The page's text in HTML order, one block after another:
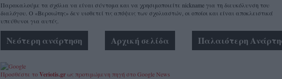
Παρακαλούμε τα σχόλια να είναι σύντομα και να χρησιμοποιείτε nickname για τη διευκόλυνση του
διαλόγου. Ο «Βεροιώτης» δεν υιοθετεί τις απόψεις των σχολιαστών, οι οποίοι και είναι αποκλειστικά
υπεύθυνοι για αυτές.
Νεότερη ανάρτηση Παλαιότερη
Αρχική σελίδα
Προσθέστε τοVeriotis.grως προτιμώμενη πηγή στο Google News